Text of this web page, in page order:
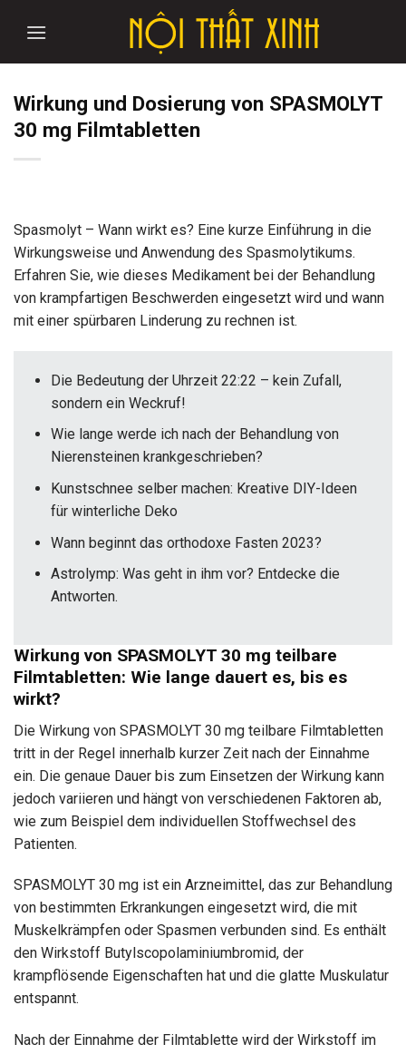
Wirkung und Dosierung von SPASMOLYT
30 mg Filmtabletten
Spasmolyt – Wann wirkt es? Eine kurze Einführung in die
Wirkungsweise und Anwendung des Spasmolytikums.
Erfahren Sie, wie dieses Medikament bei der Behandlung
von krampfartigen Beschwerden eingesetzt wird und wann
mit einer spürbaren Linderung zu rechnen ist.
Die Bedeutung der Uhrzeit 22:22 – kein Zufall,
sondern ein Weckruf!
Wie lange werde ich nach der Behandlung von
Nierensteinen krankgeschrieben?
Kunstschnee selber machen: Kreative DIY-Ideen
für winterliche Deko
Wann beginnt das orthodoxe Fasten 2023?
Astrolymp: Was geht in ihm vor? Entdecke die
Antworten.
Wirkung von SPASMOLYT 30 mg teilbare
Filmtabletten: Wie lange dauert es, bis es
wirkt?
Die Wirkung von SPASMOLYT 30 mg teilbare Filmtabletten
tritt in der Regel innerhalb kurzer Zeit nach der Einnahme
ein. Die genaue Dauer bis zum Einsetzen der Wirkung kann
jedoch variieren und hängt von verschiedenen Faktoren ab,
wie zum Beispiel dem individuellen Stoffwechsel des
Patienten.
SPASMOLYT 30 mg ist ein Arzneimittel, das zur Behandlung
von bestimmten Erkrankungen eingesetzt wird, die mit
Muskelkrämpfen oder Spasmen verbunden sind. Es enthält
den Wirkstoff Butylscopolaminiumbromid, der
krampflösende Eigenschaften hat und die glatte Muskulatur
entspannt.
Nach der Einnahme der Filmtablette wird der Wirkstoff im